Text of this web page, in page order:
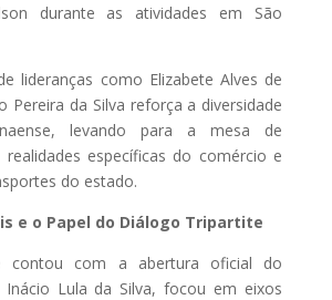
durante as atividades em São
lideranças como Elizabete Alves de
Pereira da Silva reforça a diversidade
levando para a mesa de
realidades específicas do comércio e
do estado.
e o Papel do Diálogo Tripartite
contou com a abertura oficial do
Inácio Lula da Silva, focou em eixos